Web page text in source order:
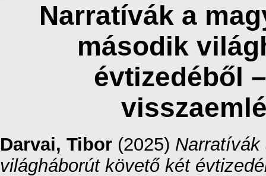
Narratívák a
második
évtizedéből
Darvai, Tibor (2025) Narratívák
világháborút követő két